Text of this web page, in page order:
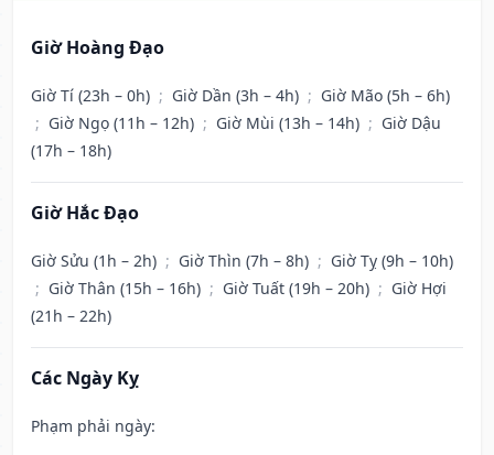
Giờ Hoàng Đạo
Giờ Tí (23h – 0h) ; Giờ Dần (3h – 4h) ; Giờ Mão (5h – 6h)
; Giờ Ngọ (11h – 12h) ; Giờ Mùi (13h – 14h) ; Giờ Dậu
(17h – 18h)
Giờ Hắc Đạo
Giờ Sửu (1h – 2h) ; Giờ Thìn (7h – 8h) ; Giờ Tỵ (9h – 10h)
; Giờ Thân (15h – 16h) ; Giờ Tuất (19h – 20h) ; Giờ Hợi
(21h – 22h)
Các Ngày Kỵ
Phạm phải ngày: